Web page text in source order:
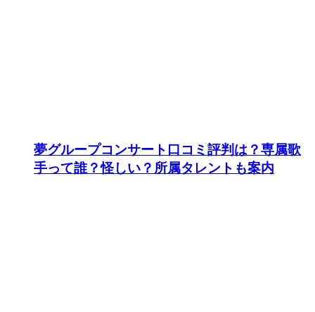
夢グループコンサート口コミ評判は？専属歌
手って誰？怪しい？所属タレントも案内